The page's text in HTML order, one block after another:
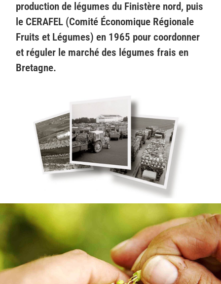
production de légumes du Finistère nord, puis
le CERAFEL (Comité Économique Régionale
Fruits et Légumes) en 1965 pour coordonner
et réguler le marché des légumes frais en
Bretagne.